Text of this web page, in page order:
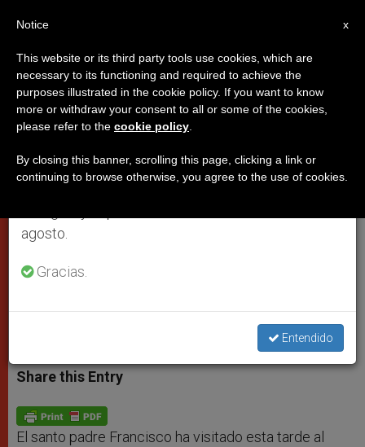
Francisco: no hay que renunciar a
la identidad para vivir en armoní­a
Padre participa en un encuentro
interreligioso con budistas, hinduistas,
musulmanes y cristianos
t
s
p
p
s
e
g
e
r
e
b
o
k
t r
Share this Entry
El santo padre Francisco ha visitado esta tarde al
×
Aviso importante
Del 27 de julio al 7 de agosto haremos la pausa
anual, aprovechando que en el periodo de verano
se generan menos informaciones y también el
agosto.
Gracias.
Entendido
x
Notice
This website or its third party tools use cookies, which are
necessary to its functioning and required to achieve the
purposes illustrated in the cookie policy. If you want to know
more or withdraw your consent to all or some of the cookies,
please refer to the cookie policy
By closing this banner, scrolling this page, clicking a link or
continuing to browse otherwise, you agree to the use of cookies.